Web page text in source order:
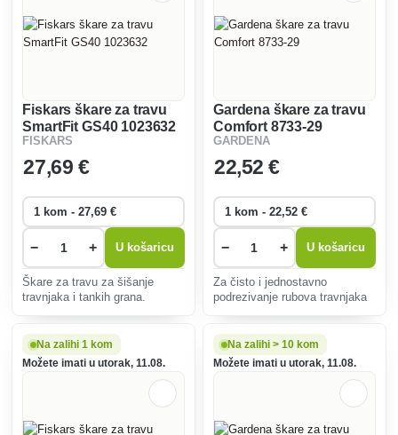
Fiskars škare za travu
SmartFit GS40 1023632
FISKARS
27,69 €
− + U košaricu
Škare za travu za šišanje
travnjaka i tankih grana.
Gardena škare za travu
Comfort 8733-29
GARDENA
22,52 €
− + U košaricu
Za čisto i jednostavno
podrezivanje rubova travnjaka
Na zalihi 1 kom
Možete imati u utorak, 11.08.
Na zalihi > 10 kom
Možete imati u utorak, 11.08.